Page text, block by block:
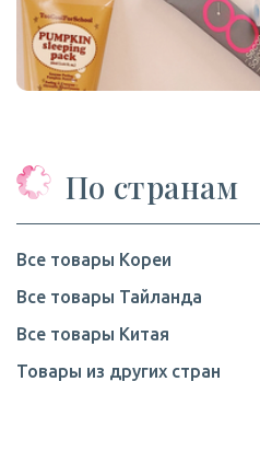
По странам
Все товары Кореи
Все товары Тайланда
Все товары Китая
Товары из других стран